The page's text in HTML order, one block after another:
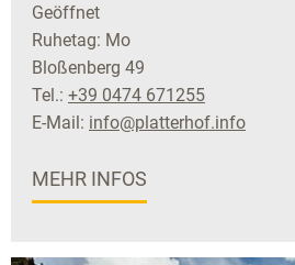
Geöffnet
Ruhetag: Mo
Bloßenberg 49
Tel.: +39 0474 671255
E-Mail: info@platterhof.info
MEHR INFOS